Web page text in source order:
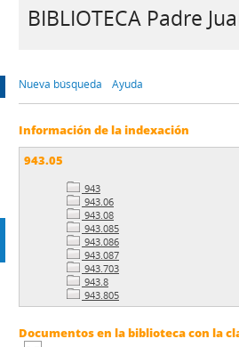
BIBLIOTECA Padre
Nueva búsqueda Ayuda
Información de la indexación
943.05
943
943.06
943.08
943.085
943.086
943.087
943.703
943.8
943.805
Documentos en la biblioteca con la